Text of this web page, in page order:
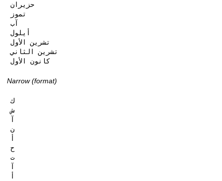
حزيران
تموز
آب
أيلول
تشرين الأول
تشرين الثاني
كانون الأول
Narrow (format)
ك
ش
آ
ن
أ
ح
ت
آ
أ